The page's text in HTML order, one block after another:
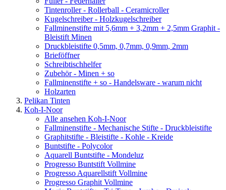
Tintenroller - Rollerball - Ceramicroller
Kugelschreiber - Holzkugelschreiber
Fallminenstifte mit 5,6mm + 3,2mm + 2,5mm Graphit -
Bleistift Minen
Druckbleistifte 0,5mm, 0,7mm, 0,9mm, 2mm
Brieföffner
Schreibtischhelfer
Zubehör - Minen + so
Fallminenstifte + so - Handelsware - warum nicht
Holzarten
Pelikan Tinten
Koh-I-Noor
Alle ansehen Koh-I-Noor
Fallminenstifte - Mechanische Stifte - Druckbleistifte
Graphitstifte - Bleistifte - Kohle - Kreide
Buntstifte - Polycolor
Aquarell Buntstifte - Mondeluz
Progresso Buntstift Vollmine
Progresso Aquarellstift Vollmine
Progresso Graphit Vollmine